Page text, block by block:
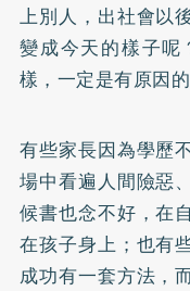
上別人，出社會以
變成今天的樣子
樣，一定是有原因的
有些家長因為學歷
場中看遍人間險惡
候書也念不好，在
在孩子身上；也有
成功有一套方法，